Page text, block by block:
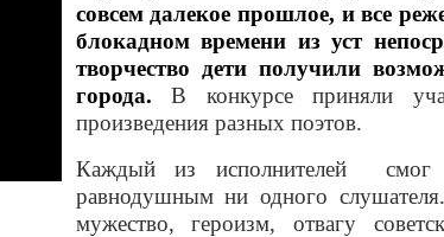
совсем далекое прошлое, и все
блокадном времени из уст
творчество дети получили
города.В конкурсе приняли
произведения разных поэтов.
Каждый из исполнителей смог
равнодушным ни одного
мужество, героизм, отвагу